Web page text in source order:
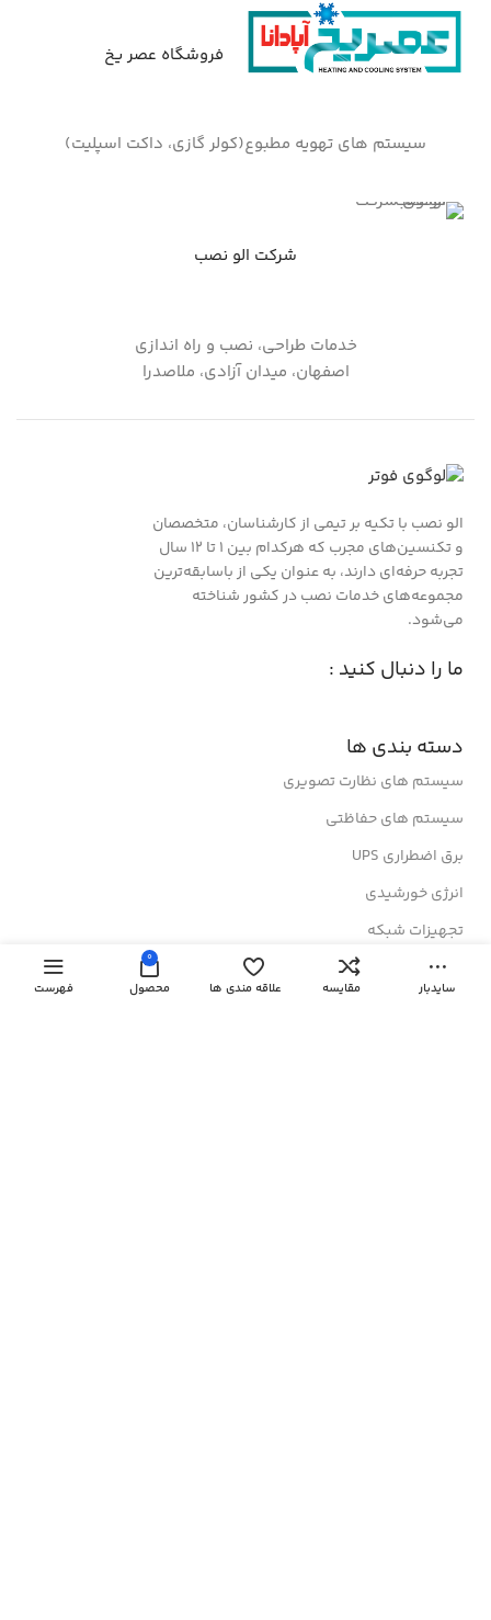
فروشگاه عصر یخ
سیستم های تهویه مطبوع(کولر گازی، داکت اسپلیت)
شرکت الو نصب
خدمات طراحی، نصب و راه اندازی
اصفهان، میدان آزادی، ملاصدرا
الو نصب با تکیه بر تیمی از کارشناسان، متخصصان
و تکنسین‌های مجرب که هرکدام بین ۱ تا ۱۲ سال
تجربه حرفه‌ای دارند، به عنوان یکی از باسابقه‌ترین
مجموعه‌های خدمات نصب در کشور شناخته
می‌شود.
ما را دنبال کنید :
دسته بندی ها
سیستم های نظارت تصویری
سیستم های حفاظتی
برق اضطراری UPS
انرژی خورشیدی
تجهیزات شبکه
رک های ایستاده
سایدبار مقایسه علاقه مندی ها
0
محصول فهرست